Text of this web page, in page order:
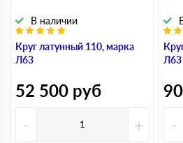
Круг латунный 110, марка
Л63
В наличии
52 500 руб
-
+
Л63
-